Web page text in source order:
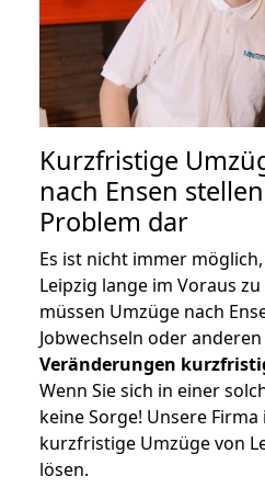
Kurzfristige
nach Ensen
Problem dar
Es ist nicht immer
Leipzig lange im Voraus
müssen Umzüge nach
Jobwechseln oder
Veränderungen
Wenn Sie sich in einer
keine Sorge! Unsere
kurzfristige Umzüge von
lösen.